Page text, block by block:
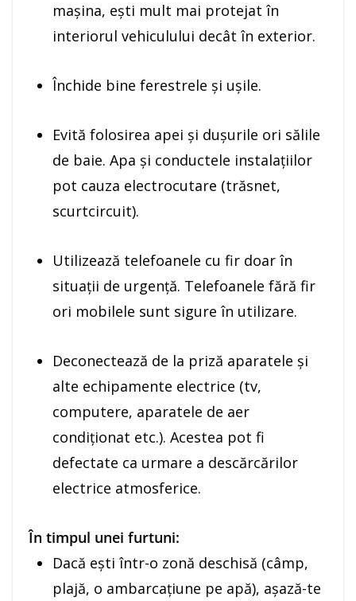
maşina, ești mult mai protejat în
interiorul vehiculului decât în exterior.
Închide bine ferestrele şi uşile.
Evită folosirea apei și duşurile ori sălile
de baie. Apa și conductele instalaţiilor
pot cauza electrocutare (trăsnet,
scurtcircuit).
Utilizează telefoanele cu fir doar în
situaţii de urgenţă. Telefoanele fără fir
ori mobilele sunt sigure în utilizare.
Deconectează de la priză aparatele şi
alte echipamente electrice (tv,
computere, aparatele de aer
condiţionat etc.). Acestea pot fi
defectate ca urmare a descărcărilor
electrice atmosferice.
În timpul unei furtuni:
Dacă ești într-o zonă deschisă (câmp,
plajă, o ambarcaţiune pe apă), așază-te